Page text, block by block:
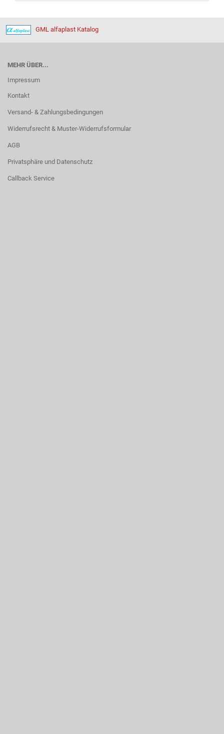
GML alfaplast Katalog
MEHR ÜBER...
Impressum
Kontakt
Versand- & Zahlungsbedingungen
Widerrufsrecht & Muster-Widerrufsformular
AGB
Privatsphäre und Datenschutz
Callback Service